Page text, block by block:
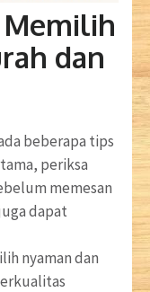
Memilih
dan
beberapa tips
periksa
memesan
dapat
nyaman dan